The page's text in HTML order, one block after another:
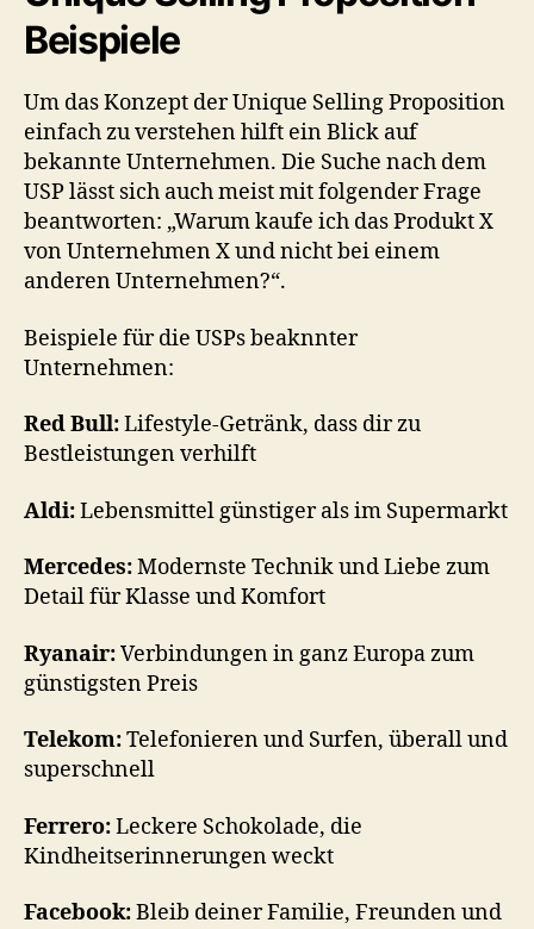
Beispiele
Um das Konzept der Unique Selling Proposition
einfach zu verstehen hilft ein Blick auf
bekannte Unternehmen. Die Suche nach dem
USP lässt sich auch meist mit folgender Frage
beantworten: „Warum kaufe ich das Produkt X
von Unternehmen X und nicht bei einem
anderen Unternehmen?“.
Beispiele für die USPs beaknnter
Unternehmen:
Red Bull:Lifestyle-Getränk, dass dir zu
Bestleistungen verhilft
Aldi:Lebensmittel günstiger als im Supermarkt
Mercedes:Modernste Technik und Liebe zum
Detail für Klasse und Komfort
Ryanair:Verbindungen in ganz Europa zum
günstigsten Preis
Telekom:Telefonieren und Surfen, überall und
superschnell
Ferrero:Leckere Schokolade, die
Kindheitserinnerungen weckt
Facebook:Bleib deiner Familie, Freunden und